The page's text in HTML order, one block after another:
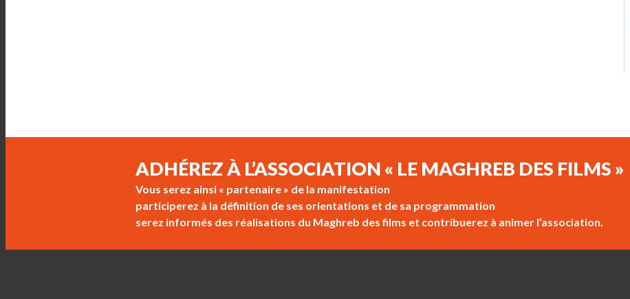
ADHÉREZ À L’ASSOCIATION « LE MAGHREB DES FILMS »
Vous serez ainsi « partenaire » de la manifestation
participerez à la définition de ses orientations et de sa programmation
serez informés des réalisations du Maghreb des films et contribuerez à animer l’association.